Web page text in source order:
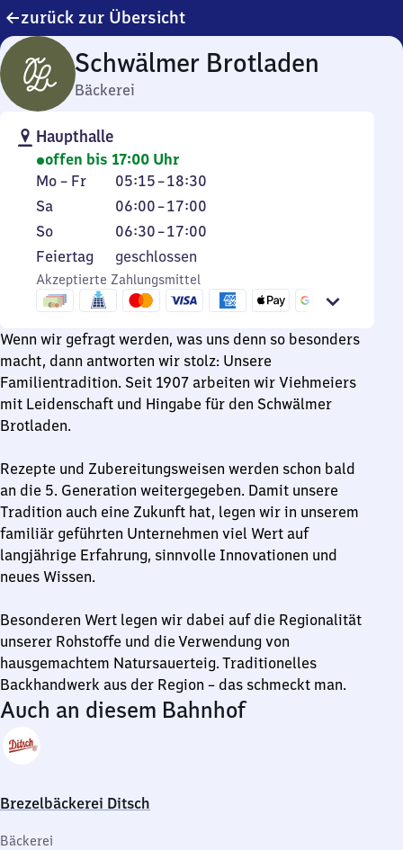
zurück zur Übersicht
Schwälmer Brotladen
Bäckerei
Haupthalle
offen bis 17:00 Uhr
Montag
bis
Freitag
Mo – Fr 05:15–18:30
Von
5
Uhr
bis
18
Uhr
Samstag
Sa 06:00–17:00
Von
6
bis
17
Uhr
Sonntag
So 06:30–17:00
Von
6
Uhr
30
bis
17
Uhr
Feiertag
Feiertag geschlossen
Akzeptierte Zahlungsmittel
Wenn wir gefragt werden, was uns denn so besonders
macht, dann antworten wir stolz: Unsere
Familientradition. Seit 1907 arbeiten wir Viehmeiers
mit Leidenschaft und Hingabe für den Schwälmer
Brotladen.
Rezepte und Zubereitungsweisen werden schon bald
an die 5. Generation weitergegeben. Damit unsere
Tradition auch eine Zukunft hat, legen wir in unserem
familiär geführten Unternehmen viel Wert auf
langjährige Erfahrung, sinnvolle Innovationen und
neues Wissen.
Besonderen Wert legen wir dabei auf die Regionalität
unserer Rohstoffe und die Verwendung von
hausgemachtem Natursauerteig. Traditionelles
Backhandwerk aus der Region – das schmeckt man.
Auch an diesem Bahnhof
Brezelbäckerei Ditsch
Bäckerei